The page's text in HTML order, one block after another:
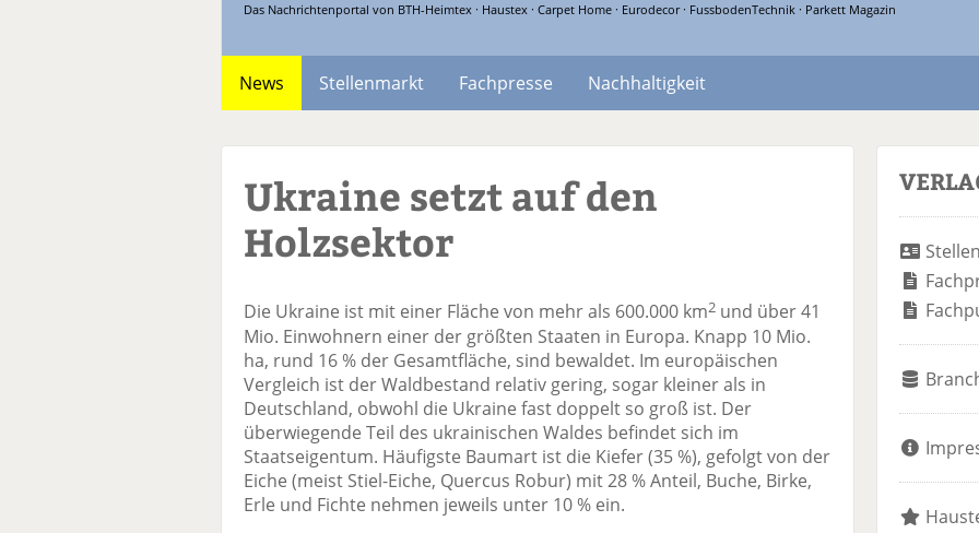
Das Nachrichtenportal von BTH-Heimtex · Haustex · Carpet Home · Eurodecor · FussbodenTechnik · Parkett Magazin
News Stellenmarkt Fachpresse
Nachhaltigkeit
Ukraine setzt auf den
Holzsektor
Die Ukraine ist mit einer Fläche von mehr als 600.000 km2 und über 41
Mio. Einwohnern einer der größten Staaten in Europa. Knapp 10 Mio.
ha, rund 16 % der Gesamtfläche, sind bewaldet. Im europäischen
Vergleich ist der Waldbestand relativ gering, sogar kleiner als in
Deutschland, obwohl die Ukraine fast doppelt so groß ist. Der
überwiegende Teil des ukrainischen Waldes befindet sich im
Staatseigentum. Häufigste Baumart ist die Kiefer (35 %), gefolgt von der
Eiche (meist Stiel-Eiche, Quercus Robur) mit 28 % Anteil, Buche, Birke,
Erle und Fichte nehmen jeweils unter 10 % ein.